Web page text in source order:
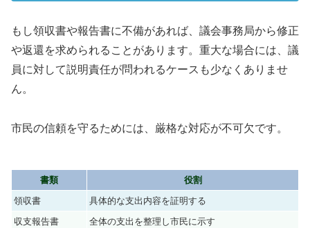
もし領収書や報告書に不備があれば、議会事務局から修正
や返還を求められることがあります。重大な場合には、議
員に対して説明責任が問われるケースも少なくありませ
ん。
市民の信頼を守るためには、厳格な対応が不可欠です。
書類
役割
領収書
具体的な支出内容を証明する
収支報告書
全体の支出を整理し市民に示す